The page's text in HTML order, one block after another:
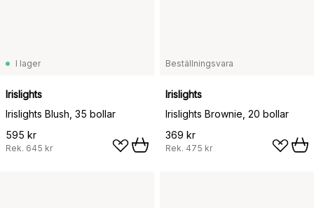
I lager
Irislights
Irislights Blush, 35 bollar
595 kr
Rek. 645 kr
Beställningsvara
Irislights
Irislights Brownie, 20 bollar
369 kr
Rek. 475 kr